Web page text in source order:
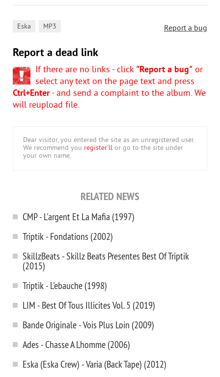
Report a bug
Eska MP3
Report a dead link
If there are no links - click "Report a bug" or
select any text on the page text and press
Ctrl+Enter- and send a complaint to the album. We
will reupload file.
Dear visitor, you entered the site as an unregistered user.
We recommend you register'll or go to the site under
your own name.
RELATED NEWS
CMP - L'argent Et La Mafia (1997)
Triptik - Fondations (2002)
SkillzBeats - Skillz Beats Presentes Best Of Triptik
(2015)
Triptik - L'ebauche (1998)
LIM - Best Of Tous Illicites Vol. 5 (2019)
Bande Originale - Vois Plus Loin (2009)
Ades - Chasse A Lhomme (2006)
Eska (Eska Crew) - Varia (Back Tape) (2012)